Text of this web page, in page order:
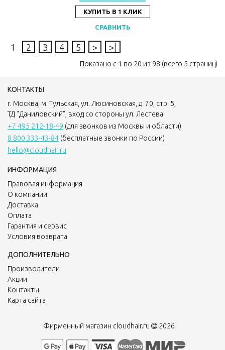
КУПИТЬ В 1 КЛИК
СРАВНИТЬ
1 2 3 4 5 > >|
Показано с 1 по 20 из 98 (всего 5 страниц)
КОНТАКТЫ
г. Москва, м. Тульская, ул. Люсиновская, д. 70, стр. 5,
ТД "Даниловский", вход со стороны ул. Лестева
+7 495 212-18-49 (для звонков из Москвы и области)
8 800 333-43-84 (бесплатные звонки по России)
hello@cloudhair.ru
ИНФОРМАЦИЯ
Правовая информация
О компании
Доставка
Оплата
Гарантия и сервис
Условия возврата
ДОПОЛНИТЕЛЬНО
Производители
Акции
Контакты
Карта сайта
Фирменный магазин cloudhair.ru 2026